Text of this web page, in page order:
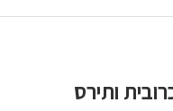
ותירס